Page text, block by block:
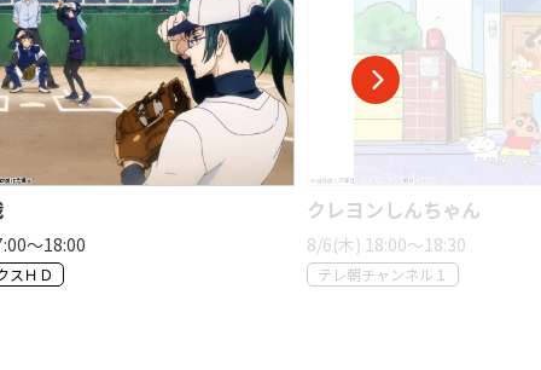
〜18:00
スＨＤ
クレヨンしんちゃん
8/6(木) 18:00〜18:30
テレ朝チャンネル１